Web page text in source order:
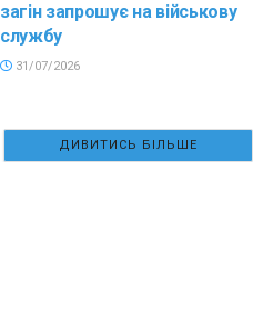
загін запрошує на військову
службу
31/07/2026
ДИВИТИСЬ БІЛЬШЕ